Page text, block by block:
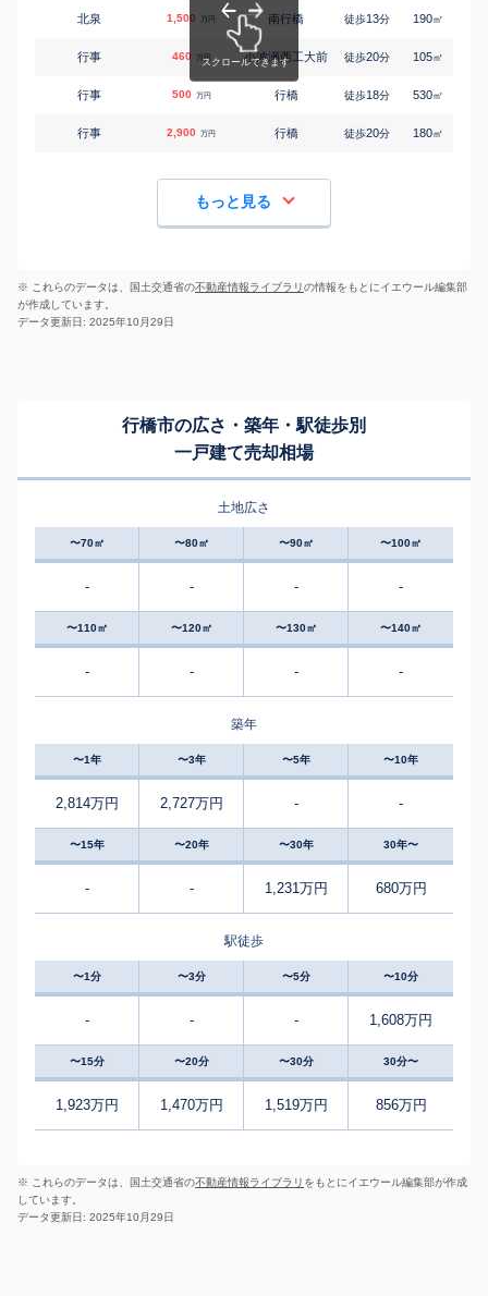
北泉 1,500 万円 南行橋 徒歩13分 190㎡
行事 460 万円 小波瀬西工大前 徒歩20分 105㎡
行事 500 万円 行橋 徒歩18分 530㎡
行事 2,900 万円 行橋 徒歩20分 180㎡
もっと見る
※ これらのデータは、国土交通省の不動産情報ライブラリの情報をもとにイエウール編集部
が作成しています。
データ更新日: 2025年10月29日
行橋市の広さ・築年・駅徒歩別
一戸建て売却相場
土地広さ
〜70㎡ 〜80㎡ 〜90㎡ 〜100㎡
- - - -
〜110㎡ 〜120㎡ 〜130㎡ 〜140㎡
- - - -
築年
〜1年 〜3年 〜5年 〜10年
2,814万円 2,727万円 - -
〜15年 〜20年 〜30年 30年〜
- - 1,231万円 680万円
駅徒歩
〜1分 〜3分 〜5分 〜10分
- - - 1,608万円
〜15分 〜20分 〜30分 30分〜
1,923万円 1,470万円 1,519万円 856万円
※ これらのデータは、国土交通省の不動産情報ライブラリ をもとにイエウール編集部が作成
しています。
データ更新日: 2025年10月29日